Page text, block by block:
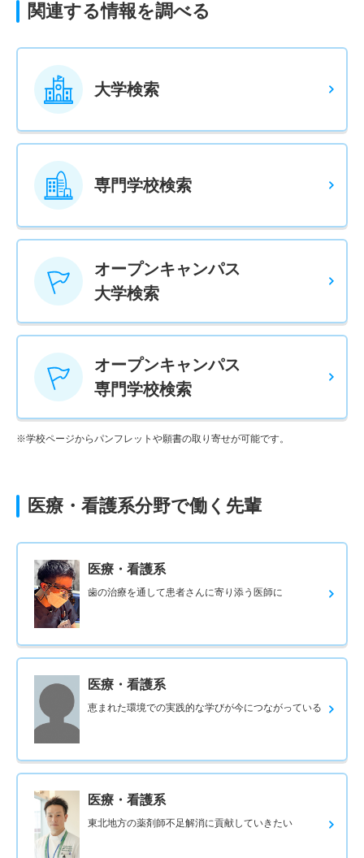
関連する情報を調べる
大学検索
専門学校検索
オープンキャンパス
大学検索
オープンキャンパス
専門学校検索
※学校ページからパンフレットや願書の取り寄せが可能です。
医療・看護系分野で働く先輩
医療・看護系
歯の治療を通して患者さんに寄り添う医師に
医療・看護系
恵まれた環境での実践的な学びが今につながっている
医療・看護系
東北地方の薬剤師不足解消に貢献していきたい